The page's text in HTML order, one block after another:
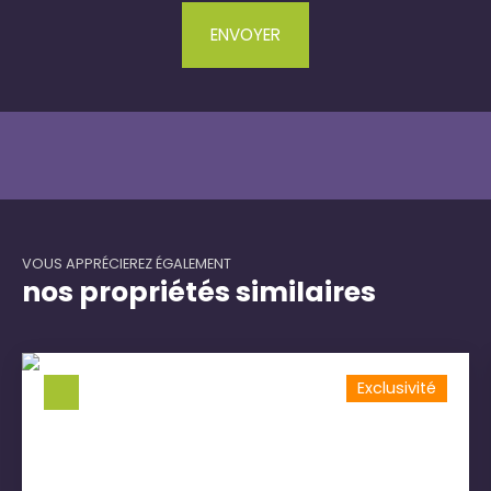
ENVOYER
VOUS APPRÉCIEREZ ÉGALEMENT
nos propriétés similaires
Exclusivité